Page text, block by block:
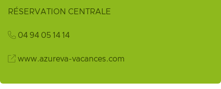
RÉSERVATION CENTRALE
04 94 05 14 14
www.azureva-vacances.com